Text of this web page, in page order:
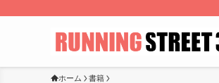
ホーム 書籍